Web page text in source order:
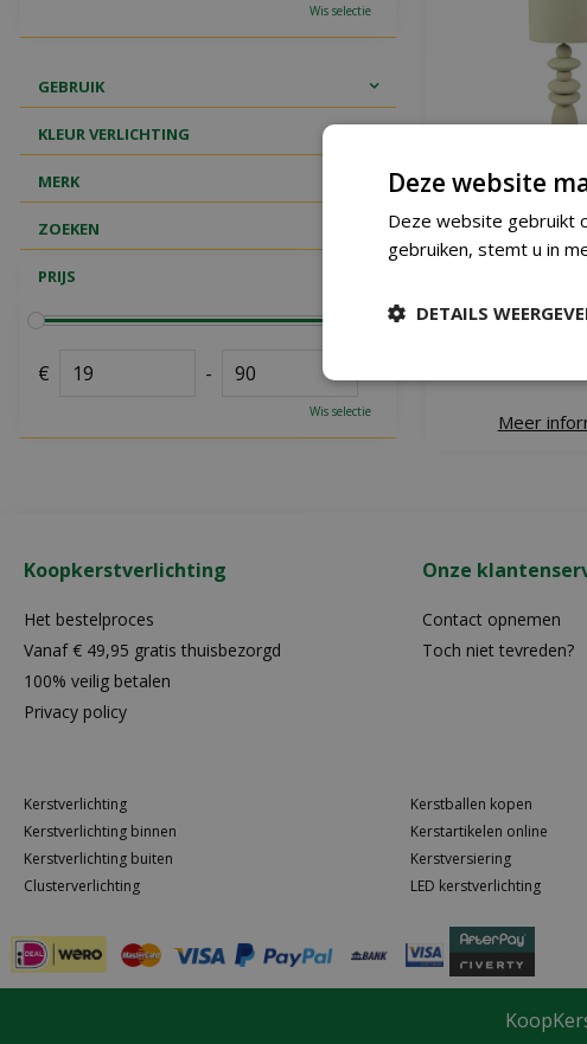
Countryfield
cm
€89
Meer
Wis selectie
GEBRUIK
KLEUR VERLICHTING
MERK
ZOEKEN
PRIJS
€ -
Wis selectie
Koopkerstverlichting
Het bestelproces
Vanaf € 49,95 gratis thuisbezorgd
100% veilig betalen
Privacy policy
Onze
Contact opnemen
Toch niet tevreden?
Kerstverlichting
Kerstverlichting binnen
Kerstverlichting buiten
Clusterverlichting
Kerstballen kopen
Kerstartikelen online
Kerstversiering
LED kerstverlichting
Deze website
Deze website gebruikt
gebruiken, stemt u in
DETAILS